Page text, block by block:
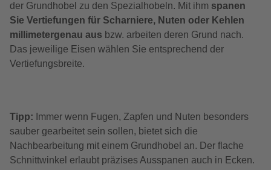
der Grundhobel zu den Spezialhobeln. Mit ihm spanen
Sie Vertiefungen für Scharniere, Nuten oder Kehlen
millimetergenau aus bzw. arbeiten deren Grund nach.
Das jeweilige Eisen wählen Sie entsprechend der
Vertiefungsbreite.
Tipp: Immer wenn Fugen, Zapfen und Nuten besonders
sauber gearbeitet sein sollen, bietet sich die
Nachbearbeitung mit einem Grundhobel an. Der flache
Schnittwinkel erlaubt präzises Ausspanen auch in Ecken.